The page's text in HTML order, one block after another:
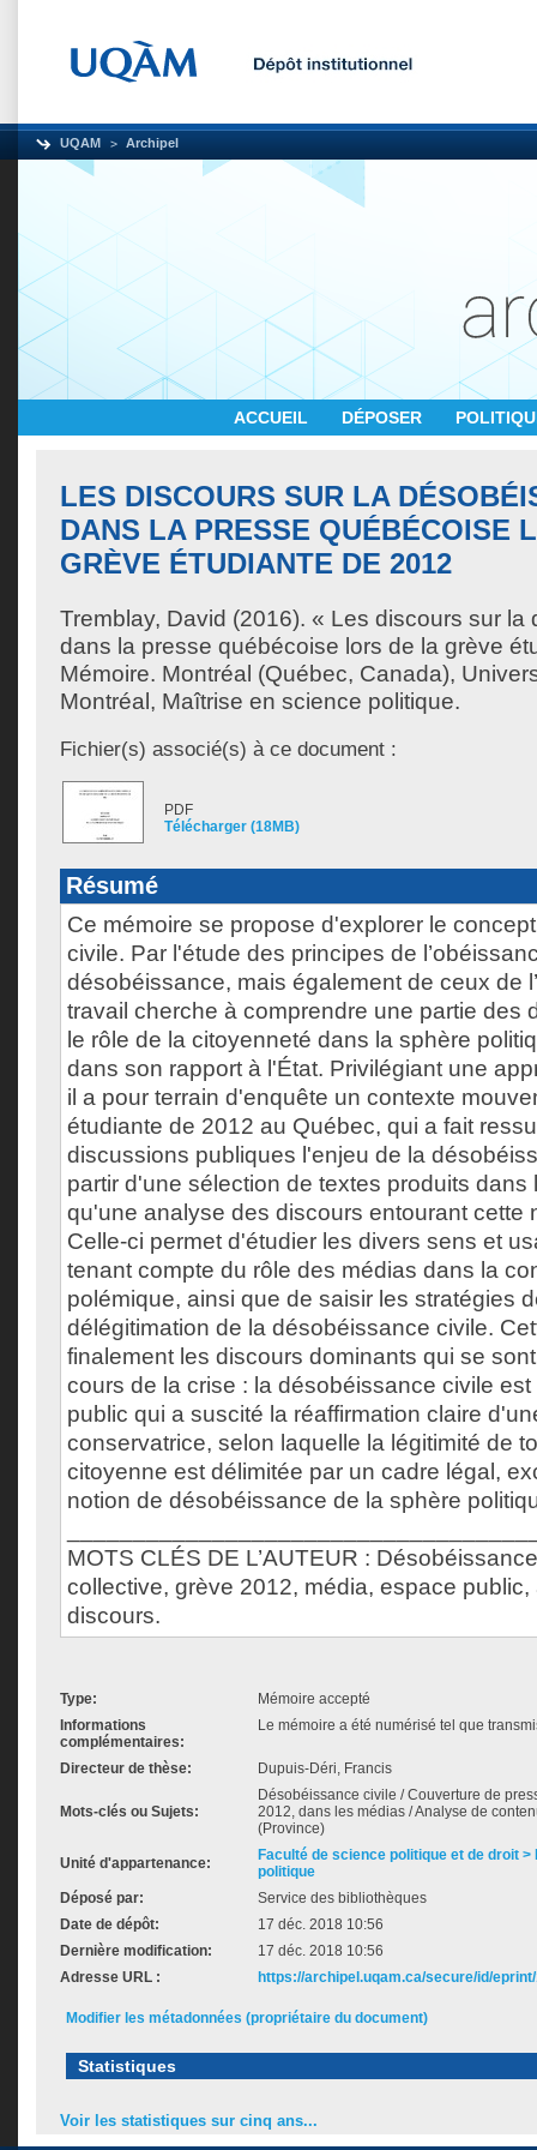
UQAM Archipel
ACCUEIL DÉPOSER
LES DISCOURS SUR LA
DANS LA PRESSE QUÉBÉCOISE
GRÈVE ÉTUDIANTE DE 2012
Tremblay, David (2016). « Les discours sur la
dans la presse québécoise lors de la grève
Mémoire. Montréal (Québec, Canada),
Montréal, Maîtrise en science politique.
Fichier(s) associé(s) à ce document :
PDF
Télécharger (18MB)
Résumé
Ce mémoire se propose d'explorer le
civile. Par l'étude des principes de
désobéissance, mais également de ceux de
travail cherche à comprendre une partie des
le rôle de la citoyenneté dans la sphère
dans son rapport à l'État. Privilégiant une
il a pour terrain d'enquête un contexte
étudiante de 2012 au Québec, qui a fait
discussions publiques l'enjeu de la
partir d'une sélection de textes produits dans
qu'une analyse des discours entourant cette
Celle-ci permet d'étudier les divers sens et
tenant compte du rôle des médias dans la
polémique, ainsi que de saisir les stratégies
délégitimation de la désobéissance civile.
finalement les discours dominants qui se
cours de la crise : la désobéissance civile
public qui a suscité la réaffirmation claire
conservatrice, selon laquelle la légitimité de
citoyenne est délimitée par un cadre légal,
notion de désobéissance de la sphère
MOTS CLÉS DE L’AUTEUR :
collective, grève 2012, média, espace
discours.
Type:
Mémoire accepté
Informations
complémentaires:
Le mémoire a été numérisé tel que
Directeur de thèse: Dupuis-Déri, Francis
Mots-clés ou Sujets:
Désobéissance civile / Couverture de
2012, dans les médias / Analyse de
(Province)
Unité d'appartenance:
Faculté de science politique et de droit
politique
Déposé par:
Service des bibliothèques
Date de dépôt:
17 déc. 2018 10:56
Dernière modification:
17 déc. 2018 10:56
Adresse URL :
https://archipel.uqam.ca/secure/id/
Modifier les métadonnées (propriétaire du document)
Statistiques
Voir les statistiques sur cinq ans...